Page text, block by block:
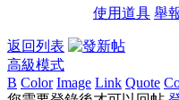
使用道具 舉
返回列表
高級模式
B Color Image Link Quote